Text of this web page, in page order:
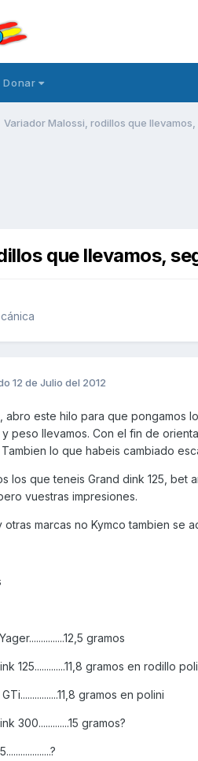
Donar
Variador Malossi, rodillos que
que llevamos,
12 de Julio del 2012
abro este hilo para que pongamos
peso llevamos. Con el fin de
Tambien lo que habeis cambiado
los que teneis Grand dink 125,
vuestras impresiones.
otras marcas no Kymco tambien se
gramos
125.............11,8 gramos en rodillo
gramos en polini
300.............15 gramos?